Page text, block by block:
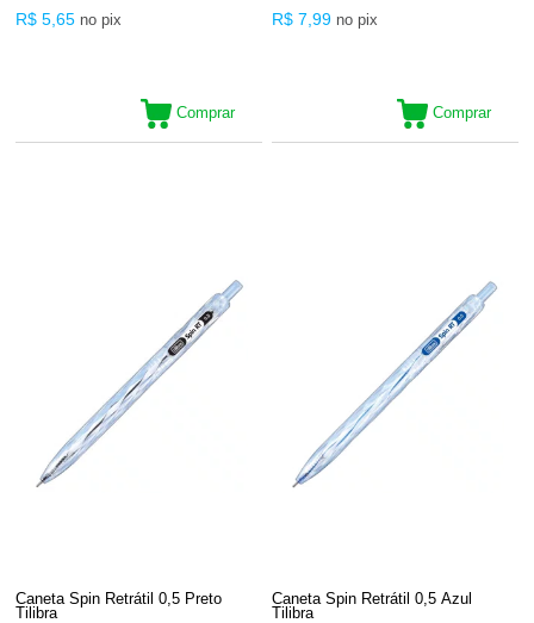
R$ 5,65 no pix
Comprar
R$ 7,99 no pix
Comprar
Caneta Spin Retrátil 0,5 Preto
Tilibra
Caneta Spin Retrátil 0,5 Azul
Tilibra